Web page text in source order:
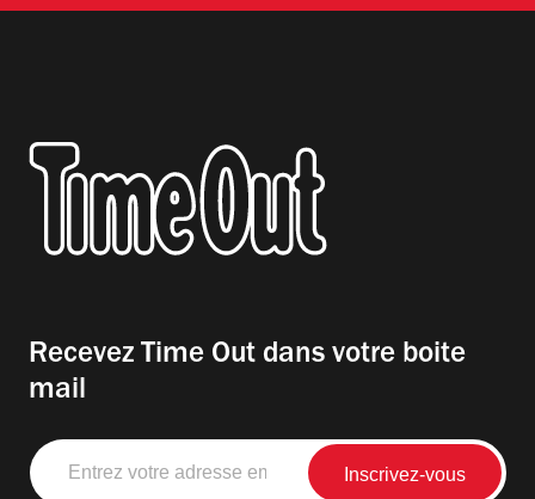
Recevez Time Out dans votre boite
mail
Entrez
votre